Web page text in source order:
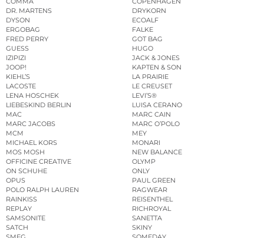
DR. MARTENS
DRYKORN
DYSON
ECOALF
ERGOBAG
FALKE
FRED PERRY
GOT BAG
GUESS
HUGO
IZIPIZI
JACK & JONES
JOOP!
KAPTEN & SON
KIEHL’S
LA PRAIRIE
LACOSTE
LE CREUSET
LENA HOSCHEK
LEVI’S®
LIEBESKIND BERLIN
LUISA CERANO
MAC
MARC CAIN
MARC JACOBS
MARC O’POLO
MCM
MEY
MICHAEL KORS
MONARI
MOS MOSH
NEW BALANCE
OFFICINE CREATIVE
OLYMP
ON SCHUHE
ONLY
OPUS
PAUL GREEN
POLO RALPH LAUREN
RAGWEAR
RAINKISS
REISENTHEL
REPLAY
RICHROYAL
SAMSONITE
SANETTA
SATCH
SKINY